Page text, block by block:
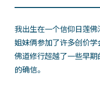
我出生在一个信仰日莲
姐妹俩参加了许多创价
佛道修行超越了一些早
的确信。